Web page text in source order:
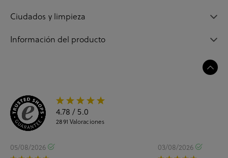
Ciudados y limpieza
Información del producto
4.78 / 5.0
2891 Valoraciones
05/08/2026 03/08/2026